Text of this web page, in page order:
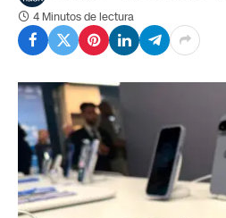
4 Minutos de lectura